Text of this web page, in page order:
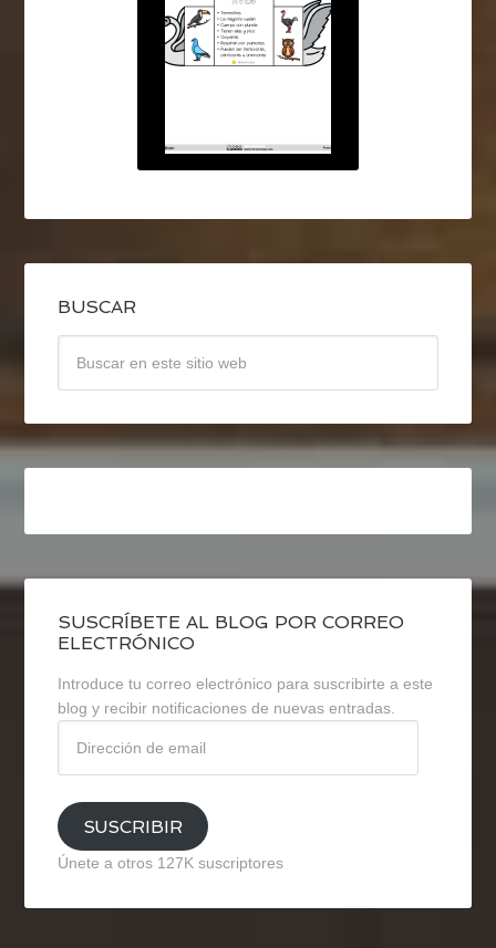
BUSCAR
SUSCRÍBETE AL BLOG POR CORREO
ELECTRÓNICO
Introduce tu correo electrónico para suscribirte a este
blog y recibir notificaciones de nuevas entradas.
email
SUSCRIBIR
Únete a otros 127K suscriptores